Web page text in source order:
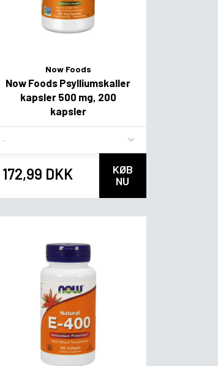
Now Foods
Now Foods Psylliumskaller
kapsler 500 mg, 200
kapsler
172,99 DKK
KØB
NU